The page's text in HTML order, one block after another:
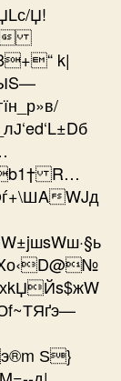
Џ!
Ї§
k|
R…
WJд
Ѕ}